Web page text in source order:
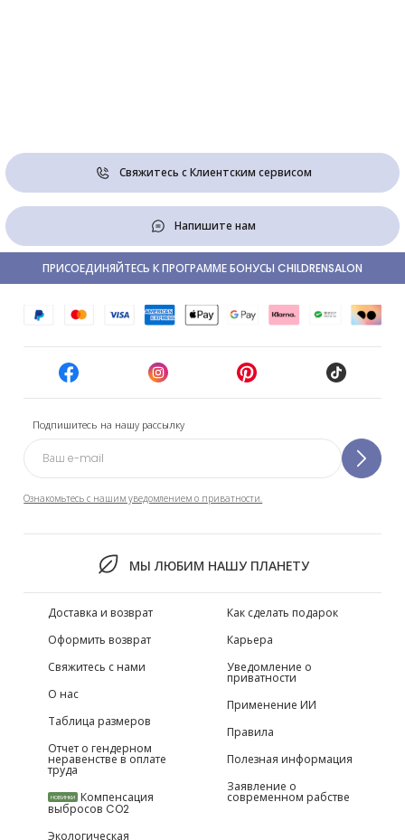
Свяжитесь с Клиентским сервисом
Напишите нам
Подпишитесь на нашу рассылку
Ознакомьтесь с нашим уведомлением о приватности.
МЫ ЛЮБИМ НАШУ ПЛАНЕТУ
ПРИСОЕДИНЯЙТЕСЬ К ПРОГРАММЕ БОНУСЫ CHILDRENSALON
Доставка и возврат
Оформить возврат
Свяжитесь с нами
О нас
Таблица размеров
Отчет о гендерном
неравенстве в оплате
труда
НОВИНКИ Компенсация
выбросов CO2
Экологическая
Как сделать подарок
Карьера
Уведомление о
приватности
Применение ИИ
Правила
Полезная информация
Заявление о
современном рабстве